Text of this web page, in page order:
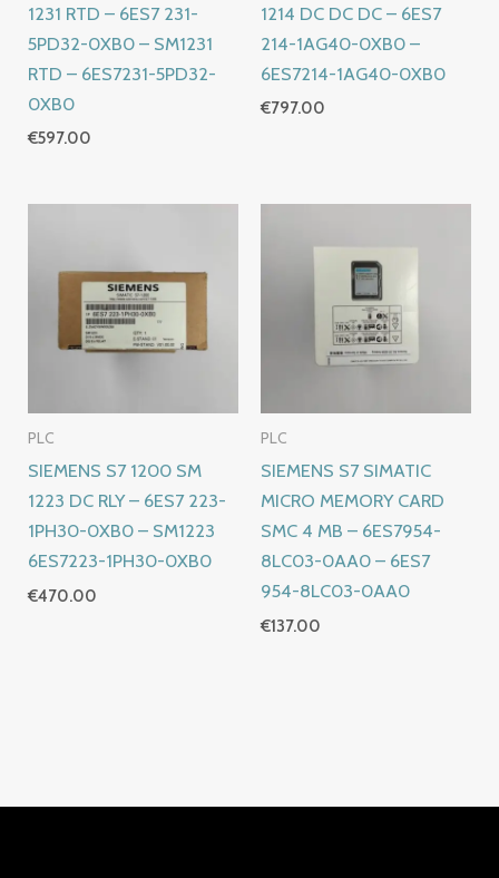
1231 RTD – 6ES7 231-
5PD32-0XB0 – SM1231
RTD – 6ES7231-5PD32-
0XB0
€597.00
1214 DC DC DC – 6ES7
214-1AG40-0XB0 –
6ES7214-1AG40-0XB0
€797.00
PLC
SIEMENS S7 1200 SM
1223 DC RLY – 6ES7 223-
1PH30-0XB0 – SM1223
6ES7223-1PH30-0XB0
€470.00
PLC
SIEMENS S7 SIMATIC
MICRO MEMORY CARD
SMC 4 MB – 6ES7954-
8LC03-0AA0 – 6ES7
954-8LC03-0AA0
€137.00